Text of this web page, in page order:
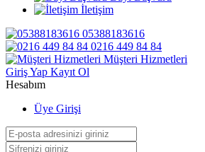
İletişim
05388183616
0216 449 84 84
Müşteri Hizmetleri
Giriş Yap Kayıt Ol
Hesabım
Üye Girişi